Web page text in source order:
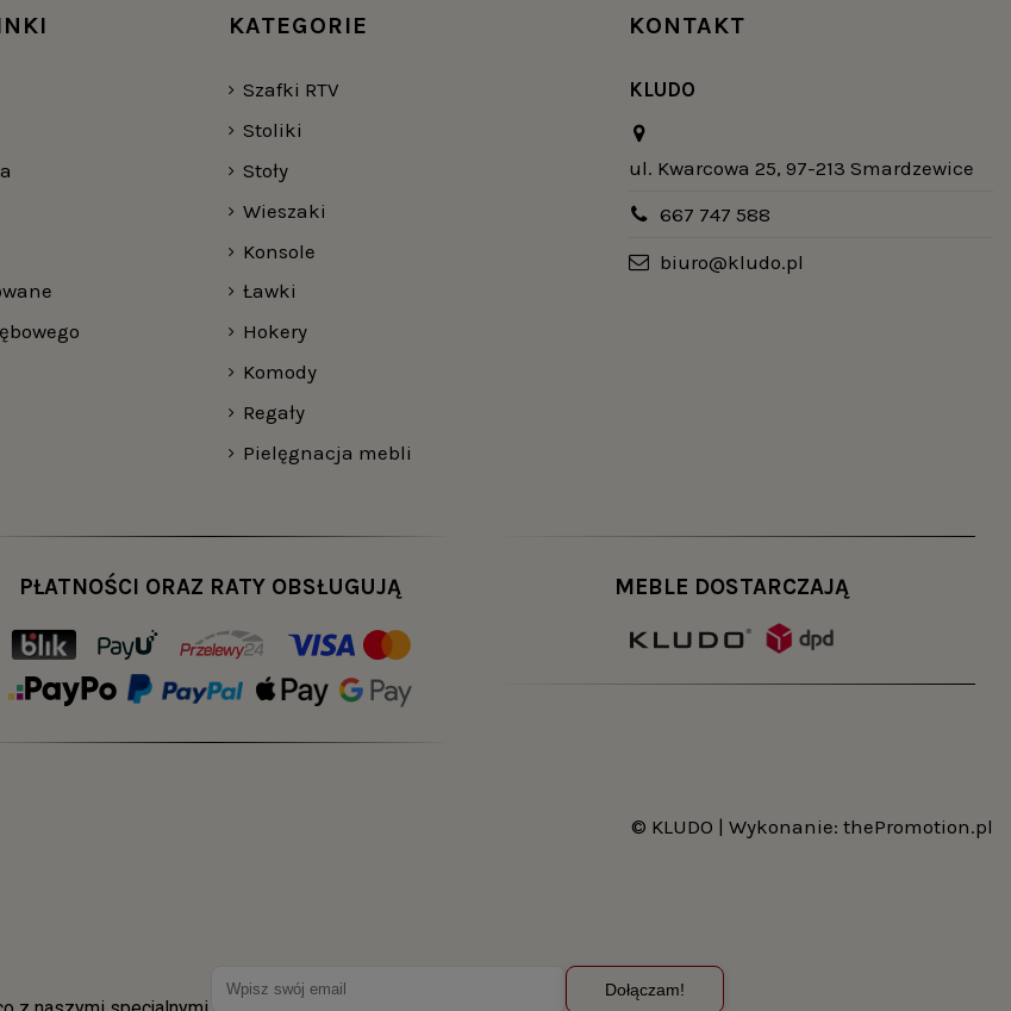
KATEGORIE
Szafki RTV
Stoliki
Stoły
Wieszaki
Konsole
Ławki
Hokery
Komody
Regały
Pielęgnacja mebli
KONTAKT
KLUDO
ul. Kwarcowa 25, 97-213 Smardzewice
667 747 588
biuro@kludo.pl
PŁATNOŚCI ORAZ RATY OBSŁUGUJĄ MEBLE DOSTARCZAJĄ
© KLUDO | Wykonanie: thePromotion.pl